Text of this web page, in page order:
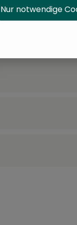
Nur notwendige